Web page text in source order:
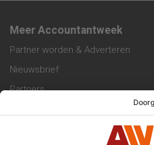
Meer Accountantweek
Partner worden & Adverteren
Nieuwsbrief
Partners